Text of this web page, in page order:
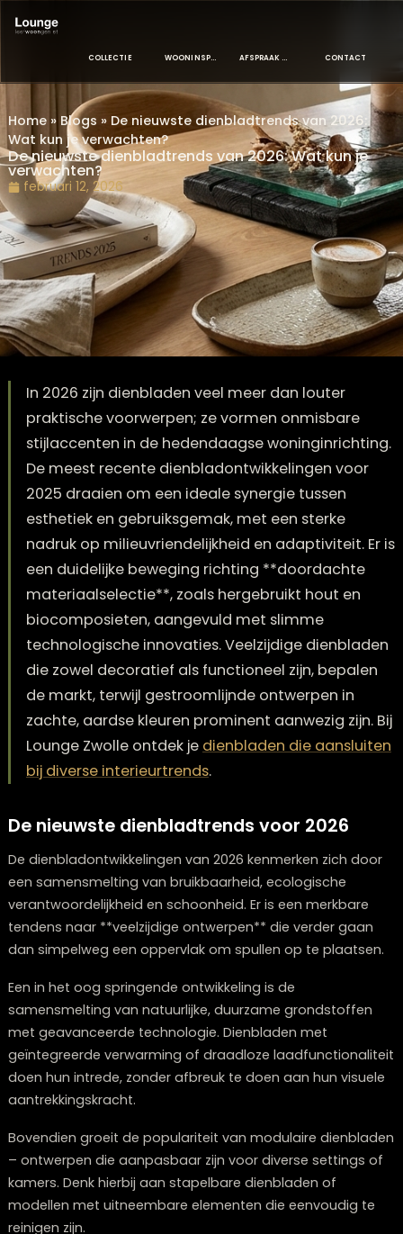
Home»Blogs»De nieuwste dienbladtrends van
Wat kun je verwachten?
De nieuwste dienbladtrends van 2026: Wat kun
verwachten?
februari 12, 2026
In 2026 zijn dienbladen veel meer dan louter
praktische voorwerpen; ze vormen onmisbare
stijlaccenten in de hedendaagse
De meest recente dienbladontwikkelingen
2025 draaien om een ideale synergie tussen
esthetiek en gebruiksgemak, met een sterke
nadruk op milieuvriendelijkheid en adaptiviteit.
een duidelijke beweging richting
materiaalselectie**, zoals hergebruikt hout en
biocomposieten, aangevuld met slimme
technologische innovaties. Veelzijdige
die zowel decoratief als functioneel zijn,
de markt, terwijl gestroomlijnde ontwerpen in
Lounge Zwolle ontdek jedienbladen die
bij diverse interieurtrends.
De nieuwste dienbladtrends voor 2026
De dienbladontwikkelingen van 2026 kenmerken zich
een samensmelting van bruikbaarheid, ecologische
verantwoordelijkheid en schoonheid. Er is een
tendens naar **veelzijdige ontwerpen** die verder
dan simpelweg een oppervlak om spullen op te
Een in het oog springende ontwikkeling is de
met geavanceerde technologie. Dienbladen met
geïntegreerde verwarming of draadloze
doen hun intrede, zonder afbreuk te doen aan hun
aantrekkingskracht.